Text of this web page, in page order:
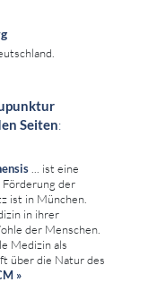
Seiten:
... ist eine
der
ist in München.
in ihrer
der Menschen.
Medizin als
über die Natur des
»